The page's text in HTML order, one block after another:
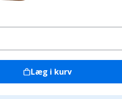
Læg i kurv